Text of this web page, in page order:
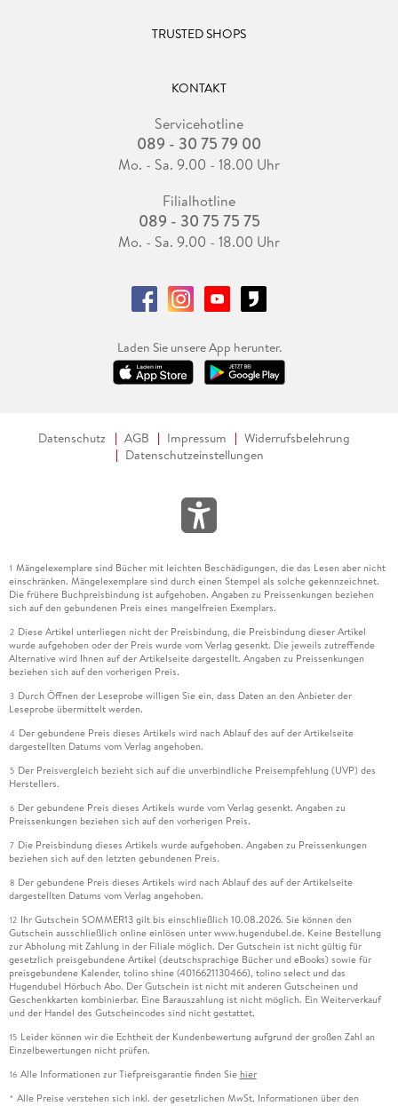
TRUSTED SHOPS
KONTAKT
Servicehotline
089 - 30 75 79 00
Mo. - Sa. 9.00 - 18.00 Uhr
Filialhotline
089 - 30 75 75 75
Mo. - Sa. 9.00 - 18.00 Uhr
Laden Sie unsere App herunter.
Datenschutz AGB Impressum
Widerrufsbelehrung
Datenschutzeinstellungen
1 Mängelexemplare sind Bücher mit leichten Beschädigungen, die das Lesen aber nicht
einschränken. Mängelexemplare sind durch einen Stempel als solche gekennzeichnet.
Die frühere Buchpreisbindung ist aufgehoben. Angaben zu Preissenkungen beziehen
sich auf den gebundenen Preis eines mangelfreien Exemplars.
2 Diese Artikel unterliegen nicht der Preisbindung, die Preisbindung dieser Artikel
wurde aufgehoben oder der Preis wurde vom Verlag gesenkt. Die jeweils zutreffende
Alternative wird Ihnen auf der Artikelseite dargestellt. Angaben zu Preissenkungen
beziehen sich auf den vorherigen Preis.
3 Durch Öffnen der Leseprobe willigen Sie ein, dass Daten an den Anbieter der
Leseprobe übermittelt werden.
4 Der gebundene Preis dieses Artikels wird nach Ablauf des auf der Artikelseite
dargestellten Datums vom Verlag angehoben.
5 Der Preisvergleich bezieht sich auf die unverbindliche Preisempfehlung (UVP) des
Herstellers.
6 Der gebundene Preis dieses Artikels wurde vom Verlag gesenkt. Angaben zu
Preissenkungen beziehen sich auf den vorherigen Preis.
7 Die Preisbindung dieses Artikels wurde aufgehoben. Angaben zu Preissenkungen
beziehen sich auf den letzten gebundenen Preis.
8 Der gebundene Preis dieses Artikels wird nach Ablauf des auf der Artikelseite
dargestellten Datums vom Verlag angehoben.
12 Ihr Gutschein SOMMER13 gilt bis einschließlich 10.08.2026. Sie können den
Gutschein ausschließlich online einlösen unter www.hugendubel.de. Keine Bestellung
zur Abholung mit Zahlung in der Filiale möglich. Der Gutschein ist nicht gültig für
gesetzlich preisgebundene Artikel (deutschsprachige Bücher und eBooks) sowie für
preisgebundene Kalender, tolino shine (4016621130466), tolino select und das
Hugendubel Hörbuch Abo. Der Gutschein ist nicht mit anderen Gutscheinen und
Geschenkkarten kombinierbar. Eine Barauszahlung ist nicht möglich. Ein Weiterverkauf
und der Handel des Gutscheincodes sind nicht gestattet.
15 Leider können wir die Echtheit der Kundenbewertung aufgrund der großen Zahl an
Einzelbewertungen nicht prüfen.
16 Alle Informationen zur Tiefpreisgarantie finden Sie hier
* Alle Preise verstehen sich inkl. der gesetzlichen MwSt. Informationen über den